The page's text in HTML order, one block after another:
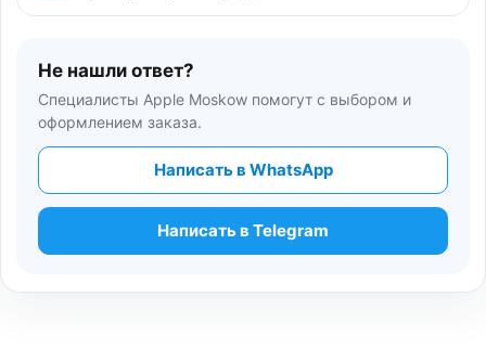
Не нашли ответ?
Специалисты Apple Moskow помогут с выбором и
оформлением заказа.
Написать в WhatsApp
Написать в Telegram